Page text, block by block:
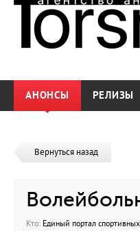
АНОНСЫ РЕЛИЗЫ
Вернуться назад
Кто: Единый портал